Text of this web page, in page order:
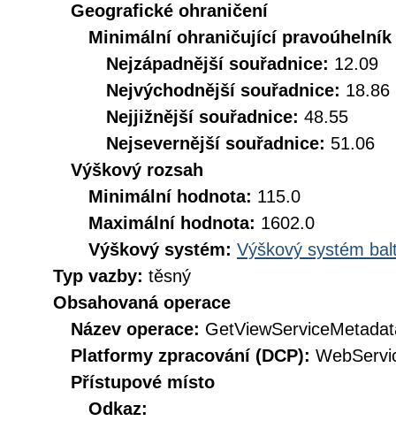
Geografické ohraničení
Minimální ohraničující pravoúhelník
Nejzápadnější souřadnice: 12.09
Nejvýchodnější souřadnice: 18.86
Nejjižnější souřadnice: 48.55
Nejsevernější souřadnice: 51.06
Výškový rozsah
Minimální hodnota: 115.0
Maximální hodnota: 1602.0
Výškový systém: Výškový systém
Typ vazby: těsný
Obsahovaná operace
Název operace:
Platformy zpracování (DCP):
Přístupové místo
Odkaz: